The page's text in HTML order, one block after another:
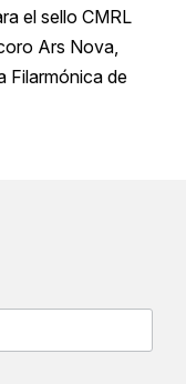
el sello CMRL
Ars Nova,
Filarmónica de